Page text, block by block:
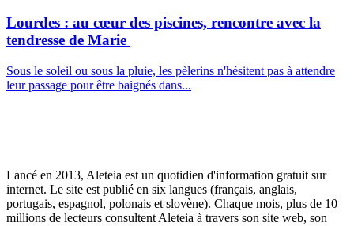
Lourdes : au cœur des piscines, rencontre avec la
tendresse de Marie
Sous le soleil ou sous la pluie, les pèlerins n'hésitent pas à attendre
leur passage pour être baignés dans...
Lancé en 2013, Aleteia est un quotidien d'information gratuit sur
internet. Le site est publié en six langues (français, anglais,
portugais, espagnol, polonais et slovène). Chaque mois, plus de 10
millions de lecteurs consultent Aleteia à travers son site web, son